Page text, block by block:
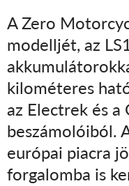
A Zero
modelljét, az
kilométeres
az Electrek és a
beszámolóiból.
európai piacra
forgalomba is